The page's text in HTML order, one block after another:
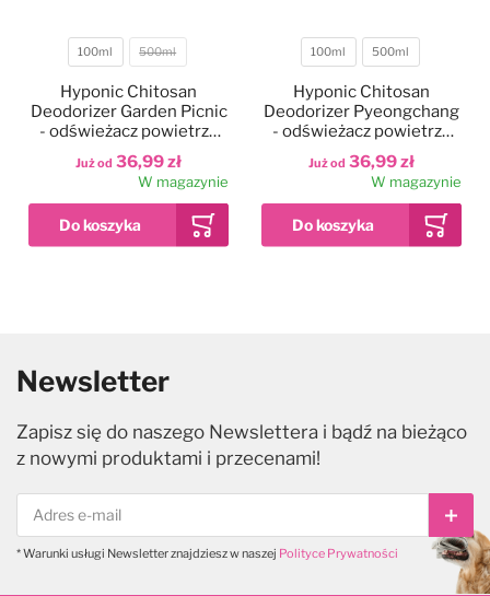
Pojemność
100ml 500ml
Już od 36,99 zł
Hyponic Chitosan
Deodorizer Garden Picnic
- odświeżacz powietrza
bez dodatku alkoholu,
zapach kwiatowy
W magazynie
Pojemność
100ml 500ml
Już od 36,99 zł
Hyponic Chitosan
Deodorizer Pyeongchang
- odświeżacz powietrza
bez dodatku alkoholu,
zapach leśny
W magazynie
Newsletter
Zapisz się do naszego Newslettera i bądź na bieżąco
z nowymi produktami i przecenami!
* Warunki usługi Newsletter znajdziesz w naszej Polityce Prywatności